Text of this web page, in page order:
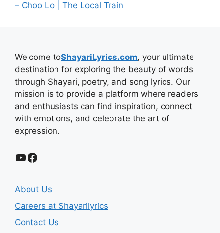
– Choo Lo | The Local Train
Welcome toShayariLyrics.com, your ultimate
destination for exploring the beauty of words
through Shayari, poetry, and song lyrics. Our
mission is to provide a platform where readers
and enthusiasts can find inspiration, connect
with emotions, and celebrate the art of
expression.
YouTube
Facebook
About Us
Careers at Shayarilyrics
Contact Us